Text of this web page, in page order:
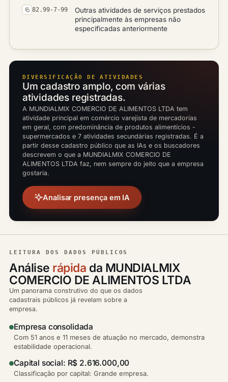
82.99-7-99
Outras atividades de serviços prestados
principalmente às empresas não
especificadas anteriormente
DIVERSIFICAÇÃO DE ATIVIDADES
Um cadastro amplo, com várias
atividades registradas.
A MUNDIALMIX COMERCIO DE ALIMENTOS LTDA tem
atividade principal em comércio varejista de mercadorias
em geral, com predominância de produtos alimentícios -
supermercados e 7 atividades secundárias registradas. É a
partir desse cadastro público que as IAs e os buscadores
descrevem o que a MUNDIALMIX COMERCIO DE
ALIMENTOS LTDA faz, nem sempre do jeito que a empresa
gostaria.
Analisar presença em IA
LEITURA DOS DADOS PÚBLICOS
Análise rápida da MUNDIALMIX
COMERCIO DE ALIMENTOS LTDA
Um panorama construtivo do que os dados
cadastrais públicos já revelam sobre a
empresa.
Empresa consolidada
Com 51 anos e 11 meses de atuação no mercado, demonstra
estabilidade operacional.
Capital social: R$ 2.616.000,00
Classificação por capital: Grande empresa.